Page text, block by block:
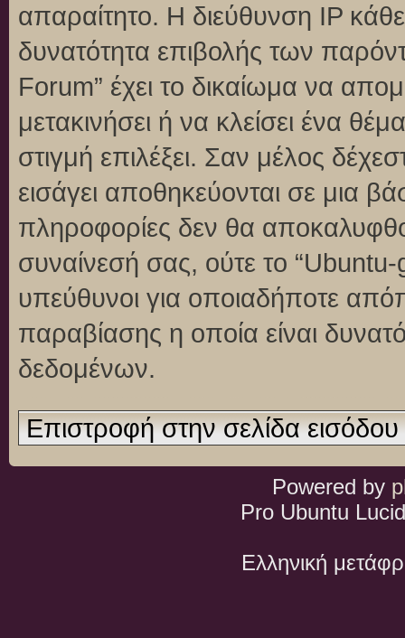
απαραίτητο. Η διεύθυνση IP
δυνατότητα επιβολής των
Forum” έχει το δικαίωμα να
μετακινήσει ή να κλείσει ένα
στιγμή επιλέξει. Σαν μέλος
εισάγει αποθηκεύονται σε μια
πληροφορίες δεν θα
συναίνεσή σας, ούτε το
υπεύθυνοι για οποιαδήποτε
παραβίασης η οποία είναι
δεδομένων.
Επιστροφή στην σελίδα εισόδου
Powered by
Pro Ubuntu
Ελληνική